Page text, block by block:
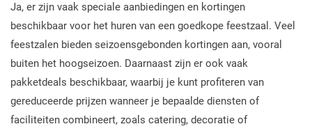
Ja, er zijn vaak speciale aanbiedingen en kortingen
beschikbaar voor het huren van een goedkope feestzaal. Veel
feestzalen bieden seizoensgebonden kortingen aan, vooral
buiten het hoogseizoen. Daarnaast zijn er ook vaak
pakketdeals beschikbaar, waarbij je kunt profiteren van
gereduceerde prijzen wanneer je bepaalde diensten of
faciliteiten combineert, zoals catering, decoratie of